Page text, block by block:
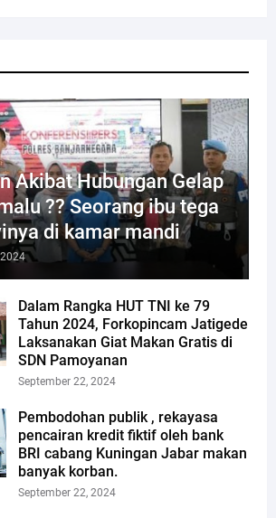
Akibat Hubungan Gelap
?? Seorang ibu tega
di kamar mandi
Dalam Rangka HUT TNI ke 79
Tahun 2024, Forkopincam Jatigede
Laksanakan Giat Makan Gratis di
SDN Pamoyanan
September 22, 2024
Pembodohan publik , rekayasa
pencairan kredit fiktif oleh bank
BRI cabang Kuningan Jabar makan
banyak korban.
September 22, 2024